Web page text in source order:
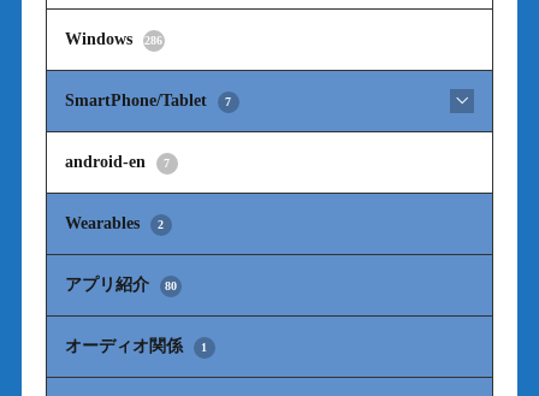
Windows 286
SmartPhone/Tablet 7
android-en 7
Wearables 2
アプリ紹介 80
オーディオ関係 1